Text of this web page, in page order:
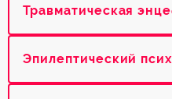
Травматическая
Эпилептический